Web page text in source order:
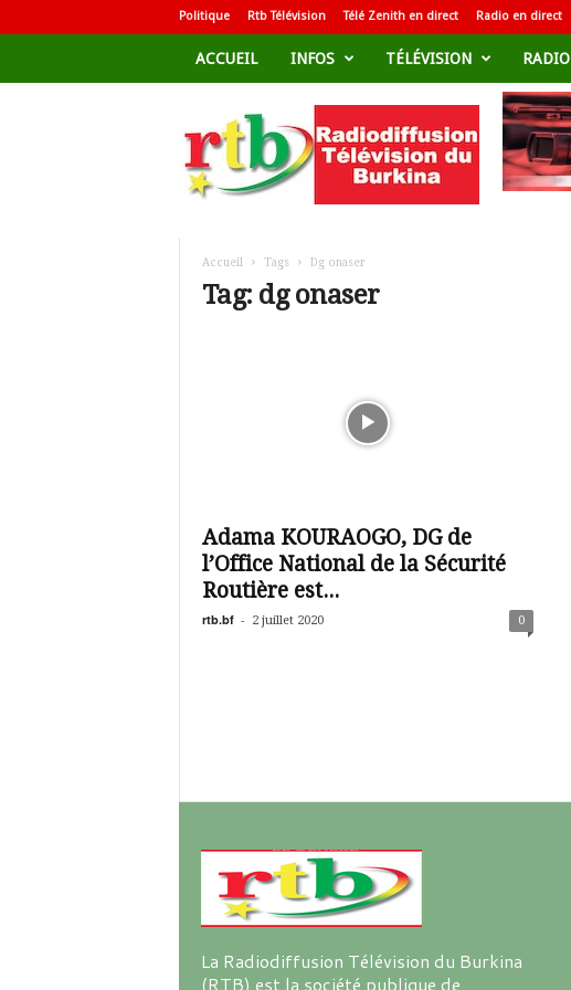
Politique Rtb Télévision Télé Zenith en direct Radio en direct
ACCUEIL INFOS TÉLÉVISION RADIO
d
i
i
Accueil Tags Dg onaser
Tag: dg onaser
Adama KOURAOGO, DG de
l’Office National de la Sécurité
Routière est...
rtb.bf - 2 juillet 2020 0
La Radiodiffusion Télévision du Burkina
(RTB) est la société publique de